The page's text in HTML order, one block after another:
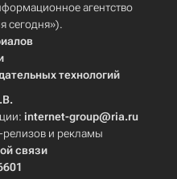
агентство
сегодня»).
технологий
internet-group@ria.ru
и рекламы
связи